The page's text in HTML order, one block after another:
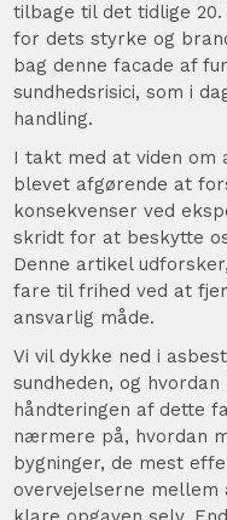
tilbage til det tidlige
for dets styrke og
bag denne facade af
sundhedsrisici, som i
handling.
I takt med at viden
blevet afgørende at
konsekvenser ved
skridt for at beskytte
Denne artikel
fare til frihed ved at
ansvarlig måde.
Vi vil dykke ned i
sundheden, og
håndteringen af dette
nærmere på, hvordan
bygninger, de mest
overvejelserne